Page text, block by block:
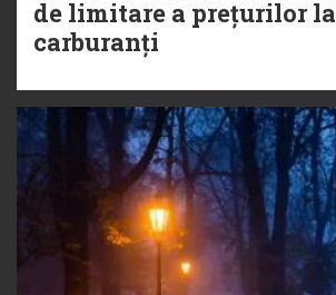
de limitare a prețurilor la
carburanți